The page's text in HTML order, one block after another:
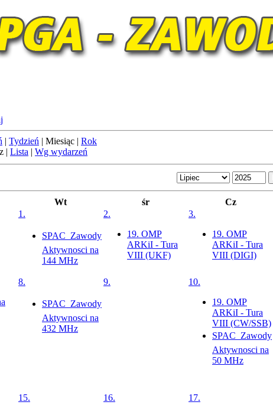
| Tydzień | Miesiąc | Rok
| Lista | Wg wydarzeń
Wt śr Cz
1.
SPAC  Zawody
Aktywnosci na
144 MHz
2.
19. OMP
ARKiI - Tura
VIII (UKF)
3.
19. OMP
ARKiI - Tura
VIII (DIGI)
8.
SPAC  Zawody
Aktywnosci na
432 MHz
9.
10.
19. OMP
ARKiI - Tura
VIII (CW/SSB)
SPAC  Zawody
Aktywnosci na
50 MHz
15. 16. 17.